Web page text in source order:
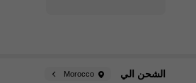
الشحن الي Morocco